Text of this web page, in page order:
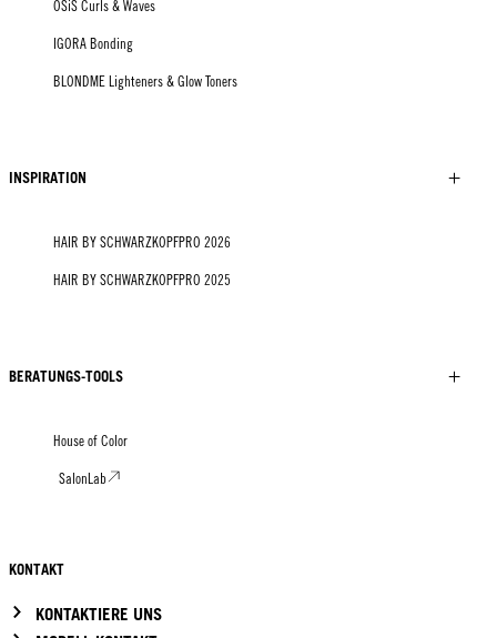
OSiS Curls & Waves
IGORA Bonding
BLONDME Lighteners & Glow Toners
INSPIRATION
HAIR BY SCHWARZKOPFPRO 2026
HAIR BY SCHWARZKOPFPRO 2025
BERATUNGS-TOOLS
House of Color
SalonLab
KONTAKT
KONTAKTIERE UNS